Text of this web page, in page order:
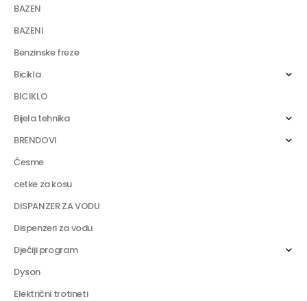
BAZEN
BAZENI
Benzinske freze
Bicikla
BICIKLO
Bijela tehnika
BRENDOVI
Česme
cetke za kosu
DISPANZER ZA VODU
Dispenzeri za vodu
Dječiji program
Dyson
Električni trotineti